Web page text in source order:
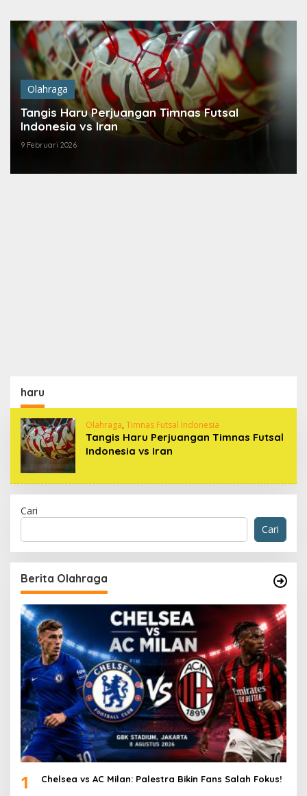
konten
Olahraga
Tangis Haru Perjuangan Timnas Futsal
Indonesia vs Iran
9 Februari 2026
haru
Olahraga, Timnas Futsal Indonesia
Tangis Haru Perjuangan Timnas Futsal
Indonesia vs Iran
Cari
Cari
Berita Olahraga
1 Chelsea vs AC Milan: Palestra Bikin Fans Salah Fokus!